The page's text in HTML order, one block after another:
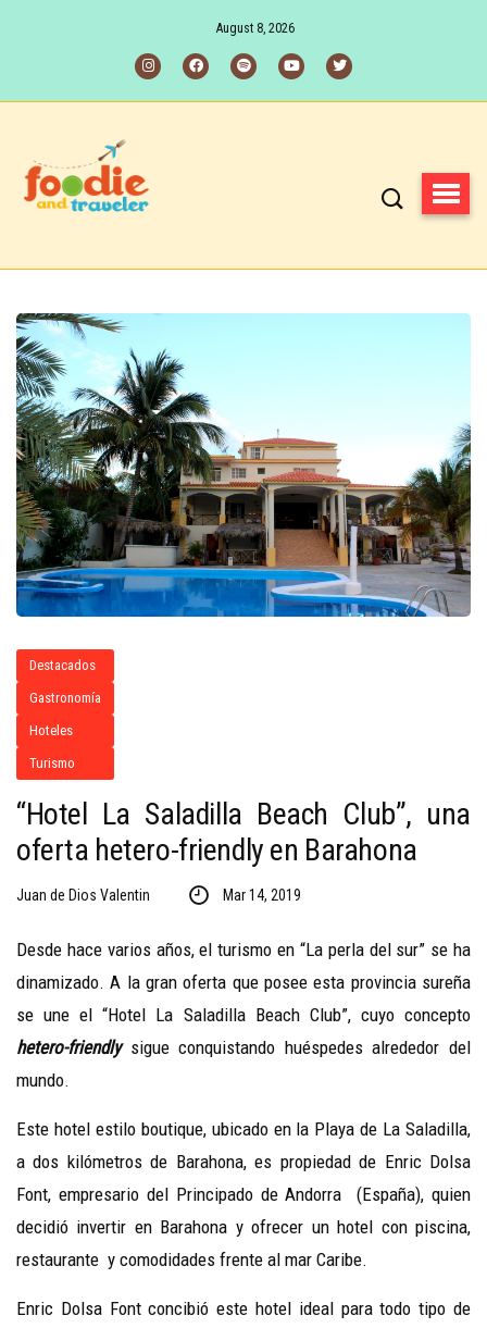
August 8, 2026
Destacados
Gastronomía
Hoteles
Turismo
“Hotel La Saladilla Beach Club”, una
oferta hetero-friendly en Barahona
Juan de Dios Valentin Mar 14, 2019
Desde hace varios años, el turismo en “La perla del sur” se ha
dinamizado. A la gran oferta que posee esta provincia sureña
se une el “Hotel La Saladilla Beach Club”, cuyo concepto
hetero-friendlysigue conquistando huéspedes alrededor del
mundo.
Este hotel estilo boutique, ubicado en la Playa de La Saladilla,
a dos kilómetros de Barahona, es propiedad de Enric Dolsa
Font, empresario del Principado de Andorra (España), quien
decidió invertir en Barahona y ofrecer un hotel con piscina,
restaurante y comodidades frente al mar Caribe.
Enric Dolsa Font concibió este hotel ideal para todo tipo de